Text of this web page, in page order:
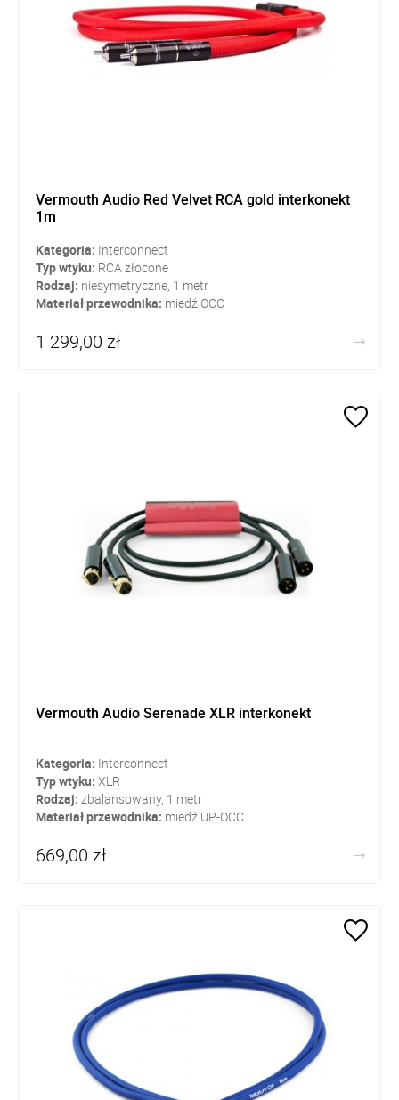
Vermouth Audio Red Velvet RCA gold interkonekt
1m
Kategoria: Interconnect
Typ wtyku: RCA złocone
Rodzaj: niesymetryczne, 1 metr
Materiał przewodnika: miedź OCC
1 299,00 zł
Vermouth Audio Serenade XLR interkonekt
Kategoria: Interconnect
Typ wtyku: XLR
Rodzaj: zbalansowany, 1 metr
Materiał przewodnika: miedź UP-OCC
669,00 zł